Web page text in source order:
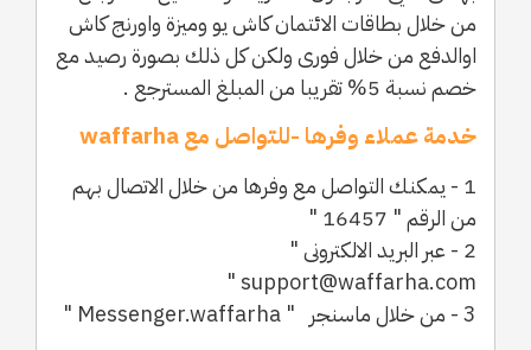
من خلال بطاقات الائتمان كاش يو وميزة واورنج كاش
اوالدفع من خلال فورى ولكن كل ذلك بصورة رصيد مع
خصم نسبة 5% تقريبا من المبلغ المسترجع .
خدمة عملاء وفرها -للتواصل مع waffarha
1 - يمكنك التواصل مع وفرها من خلال الاتصال بهم
من الرقم " 16457 "
2 - عبر البريد الالكترونى "
support@waffarha.com "
3 - من خلال ماسنجر " Messenger.waffarha "